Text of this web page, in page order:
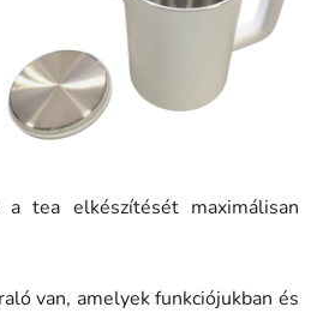
tea elkészítését maximálisan
van, amelyek funkciójukban és